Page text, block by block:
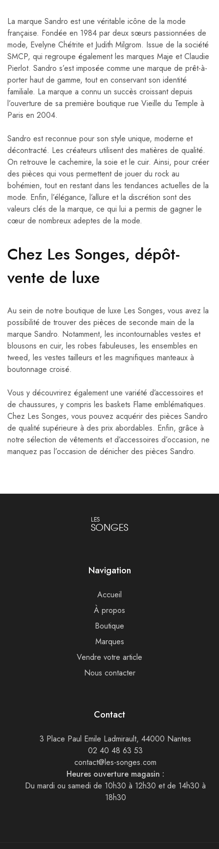
La marque Sandro est une véritable icône de la mode
française. Fondée en 1984 par deux sœurs passionnées de
mode, Evelyne Chétrite et Judith Milgrom. Issue de la société
SMCP, qui regroupe également les marques Maje et Claudie
Pierlot. Sandro s’est imposée comme une marque de prêt-à-
porter haut de gamme, tout en conservant son identité
familiale. La marque a connu un succès croissant depuis
l’ouverture de sa première boutique rue Vieille du Temple à
Paris en 2004.
Sandro est reconnue pour son style unique, moderne et
décontracté. Les créateurs utilisent des matières de qualité.
On retrouve le cachemire, la soie et le cuir. Ainsi, pour créer
des pièces qui vous permettent de jouer du rock au
bohémien, tout en restant dans les tendances actuelles de la
mode. Enfin, l’élégance, l’allure et la discrétion sont des
valeurs clés de la marque, ce qui lui a permis de gagner le
cœur de nombreux adeptes de la mode.
Chez Les Songes, dépôt-
vente de luxe
Au sein de notre boutique de luxe Les Songes, vous avez la
possibilité de trouver des pièces de seconde main de la
marque Sandro. Notamment, les incontournables vestes et
blousons en cuir, les robes fabuleuses, les ensembles en
tweed, les vestes tailleurs et les magnifiques manteaux à
boutonnage croisé.
Vous y découvrirez également une variété d’accessoires et
de chaussures, y compris les baskets Flame emblématiques.
Chez Les Songes, vous pouvez acquérir des pièces Sandro
de qualité supérieure à des prix abordables. Enfin, grâce à
notre sélection de vêtements et d’accessoires d’occasion, ne
manquez pas l’occasion de dénicher des pièces Sandro.
SONGES
LES
Navigation
Accueil
À propos
Boutique
Marques
Vendre votre article
Nous contacter
Contact
3 Place Paul Emile Ladmirault, 44000 Nantes
02 40 48 63 53
contact@les-songes.com
Heures ouverture magasin :
Du mardi ou samedi de 10h30 à 12h30 et de 14h30 à
18h30